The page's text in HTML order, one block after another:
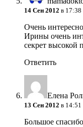
14 Сен 2012 в 17:38
Очень
Ирины очень
секрет высокой
Ответить
Елена
13 Сен 2012 в 14:51
Большое